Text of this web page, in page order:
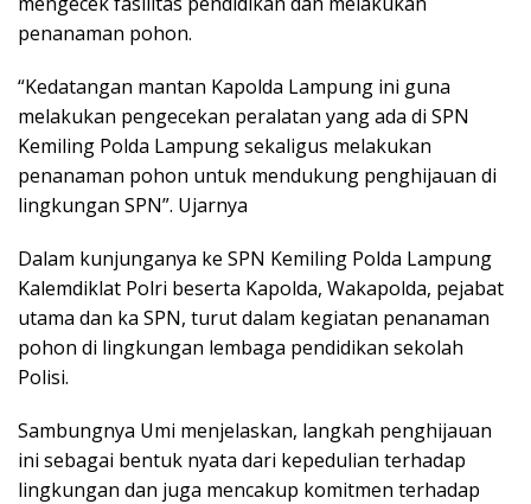
penanaman pohon.
“Kedatangan mantan Kapolda Lampung ini guna
melakukan pengecekan peralatan yang ada di SPN
Kemiling Polda Lampung sekaligus melakukan
penanaman pohon untuk mendukung penghijauan di
lingkungan SPN”. Ujarnya
Dalam kunjunganya ke SPN Kemiling Polda Lampung
Kalemdiklat Polri beserta Kapolda, Wakapolda, pejabat
utama dan ka SPN, turut dalam kegiatan penanaman
pohon di lingkungan lembaga pendidikan sekolah
Polisi.
Sambungnya Umi menjelaskan, langkah penghijauan
ini sebagai bentuk nyata dari kepedulian terhadap
lingkungan dan juga mencakup komitmen terhadap